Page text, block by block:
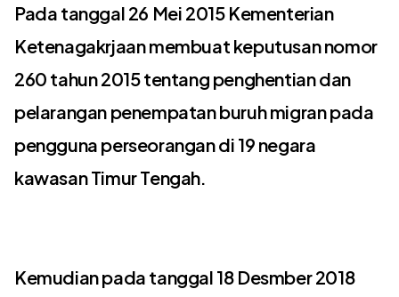
Pada tanggal 26 Mei 2015 Kementerian
Ketenagakrjaan membuat keputusan nomor
260 tahun 2015 tentang penghentian dan
pelarangan penempatan buruh migran pada
pengguna perseorangan di 19 negara
kawasan Timur Tengah.
Kemudian pada tanggal 18 Desmber 2018